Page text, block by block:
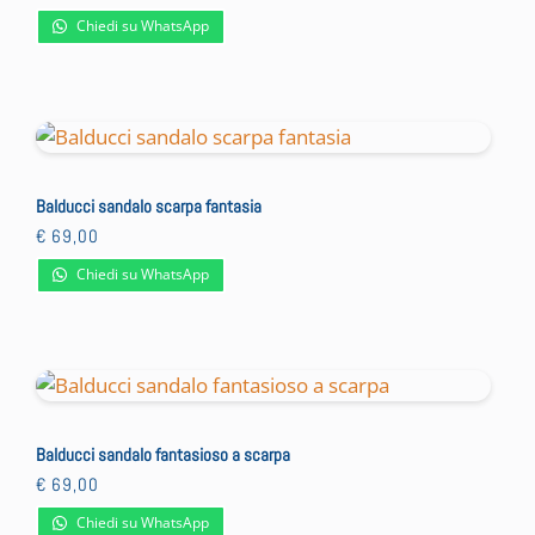
Chiedi su WhatsApp
Balducci sandalo scarpa fantasia
€ 69,00
Chiedi su WhatsApp
Balducci sandalo fantasioso a scarpa
€ 69,00
Chiedi su WhatsApp